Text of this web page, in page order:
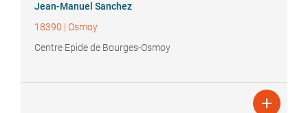
Jean-Manuel Sanchez
18390 | Osmoy
Centre Epide de Bourges-Osmoy
